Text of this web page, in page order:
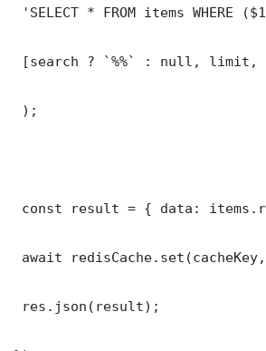
'SELECT * FROM items WHERE
[search ? `%%` : null,
);
const result = { data:
await
res.json(result);